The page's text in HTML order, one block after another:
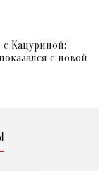
с Кацуриной:
с новой